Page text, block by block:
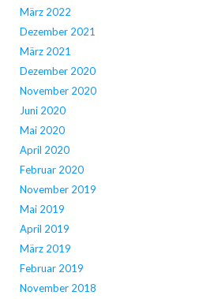
März 2022
Dezember 2021
März 2021
Dezember 2020
November 2020
Juni 2020
Mai 2020
April 2020
Februar 2020
November 2019
Mai 2019
April 2019
März 2019
Februar 2019
November 2018